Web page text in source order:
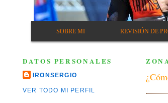
SOBRE MI REVISIÓN DE
DATOS PERSONALES
IRONSERGIO
VER TODO MI PERFIL